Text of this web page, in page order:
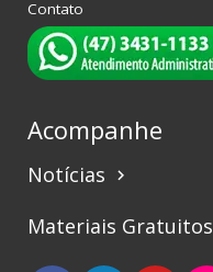
Contato
Acompanhe
Notícias keyboard_arrow_right
Materiais Gratuitos